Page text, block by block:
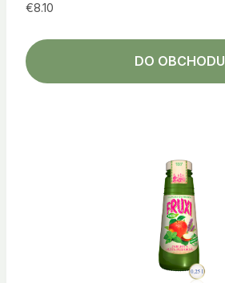
€8.10
DO OBCHODU